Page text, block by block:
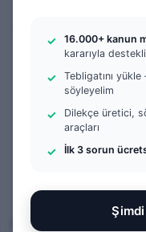
16.000+ kanun
kararıyla destekli
Tebligatını
söyleyelim
Dilekçe üretici,
araçları
İlk 3 sorun
Boşanma
Çocuğun
Hukuk
o
Bu yazıda boşanma